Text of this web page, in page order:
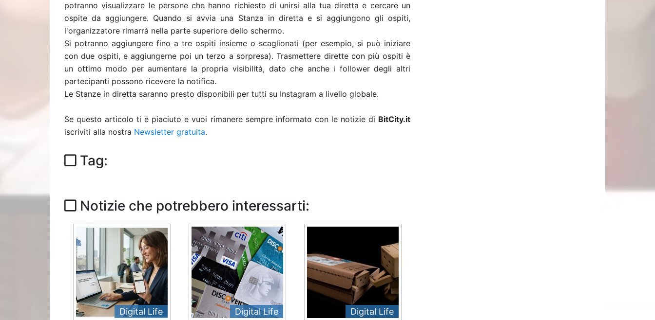
potranno visualizzare le persone che hanno richiesto di unirsi alla tua diretta e cercare un
ospite da aggiungere. Quando si avvia una Stanza in diretta e si aggiungono gli ospiti,
l'organizzatore rimarrà nella parte superiore dello schermo.
Si potranno aggiungere fino a tre ospiti insieme o scaglionati (per esempio, si può iniziare
con due ospiti, e aggiungerne poi un terzo a sorpresa). Trasmettere dirette con più ospiti è
un ottimo modo per aumentare la propria visibilità, dato che anche i follower degli altri
partecipanti possono ricevere la notifica.
Le Stanze in diretta saranno presto disponibili per tutti su Instagram a livello globale.
Se questo articolo ti è piaciuto e vuoi rimanere sempre informato con le notizie di BitCity.it
iscriviti alla nostra Newsletter gratuita.
Tag:
Notizie che potrebbero interessarti:
Digital Life Digital Life Digital Life